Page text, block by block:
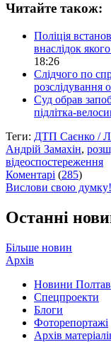
Читайте також:
Поліція
внаслідок
18:26
Слідчого по
розслідування
Суд обрав
підлітка-
Теги: ДТП Саєнко /
Андрій Замахін,
відеоспостереження
Коментарі (285)
Вислови свою думку!
Останні
Більше новин
Архів
Новини
Спецпроекти
Блоги
Фоторепортажі
Архів